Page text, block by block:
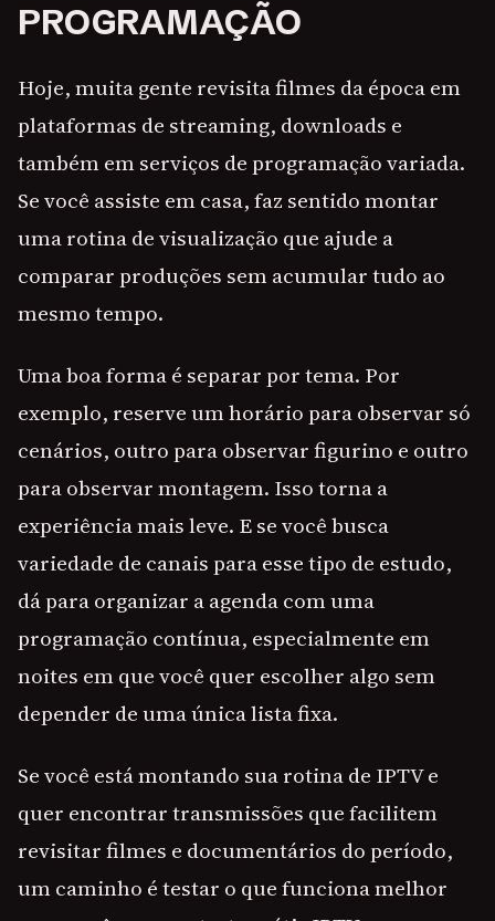
PROGRAMAÇÃO
Hoje, muita gente revisita filmes da época em
plataformas de streaming, downloads e
também em serviços de programação variada.
Se você assiste em casa, faz sentido montar
uma rotina de visualização que ajude a
comparar produções sem acumular tudo ao
mesmo tempo.
Uma boa forma é separar por tema. Por
exemplo, reserve um horário para observar só
cenários, outro para observar figurino e outro
para observar montagem. Isso torna a
experiência mais leve. E se você busca
variedade de canais para esse tipo de estudo,
dá para organizar a agenda com uma
programação contínua, especialmente em
noites em que você quer escolher algo sem
depender de uma única lista fixa.
Se você está montando sua rotina de IPTV e
quer encontrar transmissões que facilitem
revisitar filmes e documentários do período,
um caminho é testar o que funciona melhor